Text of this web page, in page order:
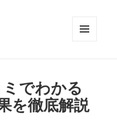
でわかる
を徹底解説